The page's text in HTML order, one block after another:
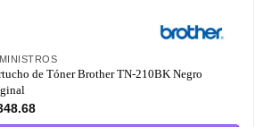
de Tóner Brother TN-210BK Negro